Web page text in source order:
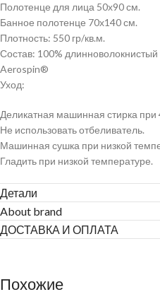
Полотенце для лица 50х90 см.
Банное полотенце 70х140 см.
Плотность: 550 гр/кв.м.
Состав: 100% длинноволокнистый
Aerospin®
Уход:
Деликатная машинная стирка при
Не использовать отбеливатель.
Машинная сушка при низкой
Гладить при низкой температуре.
Детали
About brand
ДОСТАВКА И ОПЛАТА
Похожие